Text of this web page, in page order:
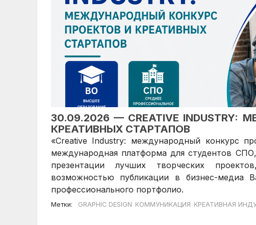
30.09.2026 — CREATIVE
КРЕАТИВНЫХ СТАРТАПОВ
«Creative Industry: международный конкурс
международная платформа для студентов
презентации лучших творческих
возможностью публикации в бизнес-медиа
профессионального портфолио.
Метки: GRAPHIC DESIGN КОММУНИКАЦИЯ КРЕАТИВНАЯ